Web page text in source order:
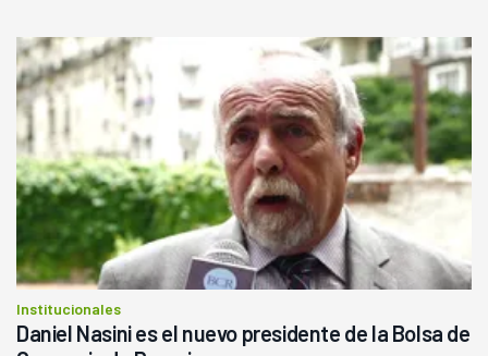
Institucionales
Daniel Nasini es el nuevo presidente de la Bolsa de